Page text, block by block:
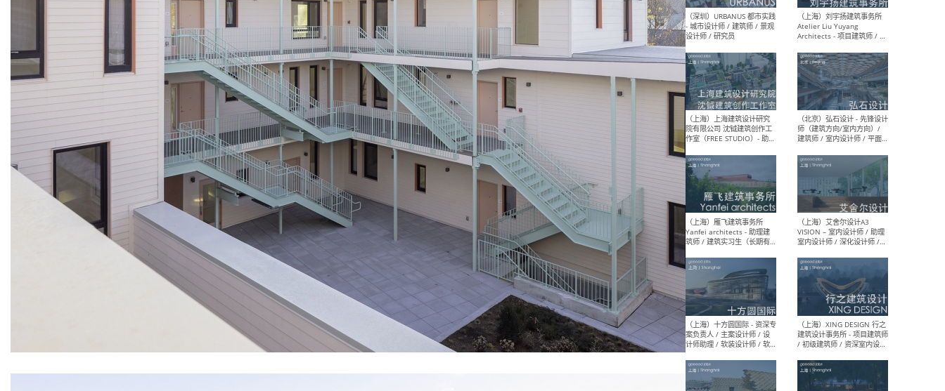
（深圳）TOMO東木筑造 -
室内设计师 / 资深深化设计
师 / AIGC内容编辑(室内设计
方向) / 照明设计师 / 软装设
计师
（北京）LOD朗奥建筑 - 资深
室内建筑师 / 产品研发及新
设计师 / 深化设计师 / 实习
（北京）SHUYAN design -
项目负责人Project Manager
/项目建筑师Project
Architect / 助理建筑师
Assistant Architect / 创始
人助理Founder's Assistant
/ 实习生Intern
（深圳）URBANUS 都市实践
- 城市设计师 / 建筑师 / 景观
设计师 / 研究员